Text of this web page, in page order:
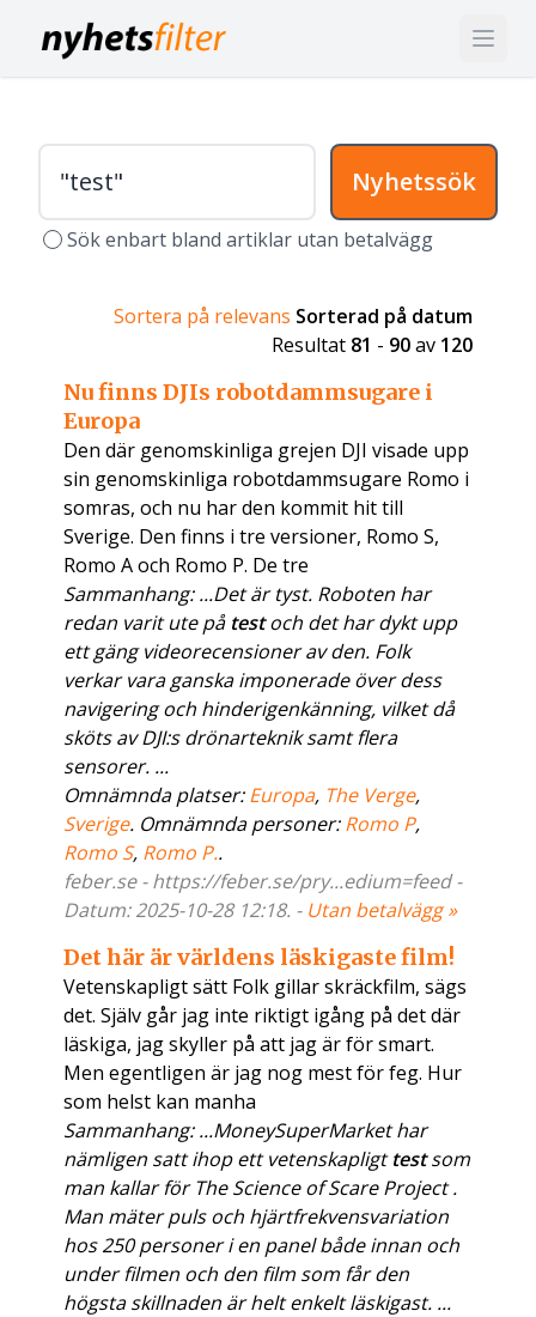
Nyhetssök
Sök enbart bland artiklar utan betalvägg
Sortera på relevans Sorterad på datum
Resultat 81 - 90av 120
Nu finns DJIs robotdammsugare i
Europa
Den där genomskinliga grejen DJI visade upp
sin genomskinliga robotdammsugare Romo i
somras, och nu har den kommit hit till
Sverige. Den finns i tre versioner, Romo S,
Romo A och Romo P. De tre
Sammanhang: ...Det är tyst. Roboten har
redan varit ute på testoch det har dykt upp
ett gäng videorecensioner av den. Folk
verkar vara ganska imponerade över dess
navigering och hinderigenkänning, vilket då
sköts av DJI:s drönarteknik samt flera
sensorer. ...
Omnämnda platser:Europa, The Verge,
Sverige. Omnämnda personer:Romo P,
Romo S, Romo P..
feber.se - https://feber.se/pry...edium=feed -
Datum: 2025-10-28 12:18. - Utan betalvägg »
Det här är världens läskigaste film!
Vetenskapligt sätt Folk gillar skräckfilm, sägs
det. Själv går jag inte riktigt igång på det där
läskiga, jag skyller på att jag är för smart.
Men egentligen är jag nog mest för feg. Hur
som helst kan manha
Sammanhang: ...MoneySuperMarket har
nämligen satt ihop ett vetenskapligttestsom
man kallar för The Science of Scare Project .
Man mäter puls och hjärtfrekvensvariation
hos 250 personer i en panel både innan och
under filmen och den film som får den
högsta skillnaden är helt enkelt läskigast. ...